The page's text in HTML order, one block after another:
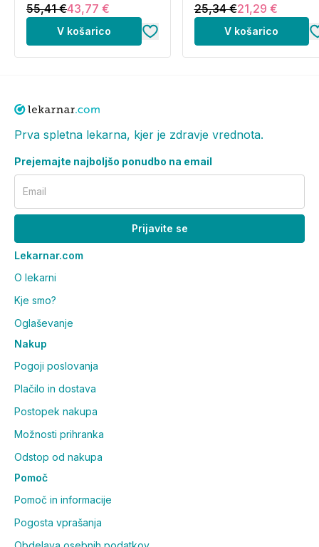
55,41 €43,77 €
V košarico
25,34 €21,29 €
V košarico
Prva spletna lekarna, kjer je zdravje vrednota.
Prejemajte najboljšo ponudbo na email
Email
Prijavite se
Lekarnar.com
O lekarni
Kje smo?
Oglaševanje
Nakup
Pogoji poslovanja
Plačilo in dostava
Postopek nakupa
Možnosti prihranka
Odstop od nakupa
Pomoč
Pomoč in informacije
Pogosta vprašanja